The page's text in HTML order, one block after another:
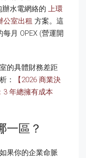
辦水電網絡的 上環
公室出租 方案。這
月 OPEX (營運開
的具體財務差距
：
【2026 商業決
3 年總擁有成本
一區？
果你的企業命脈